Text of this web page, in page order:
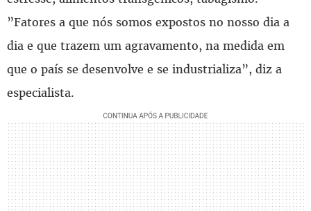
”Fatores a que nós somos expostos no nosso dia a
dia e que trazem um agravamento, na medida em
que o país se desenvolve e se industrializa”, diz a
especialista.